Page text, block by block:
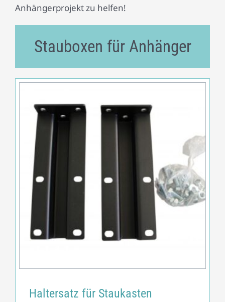
Anhängerprojekt zu helfen!
Stauboxen für Anhänger
Haltersatz für Staukasten